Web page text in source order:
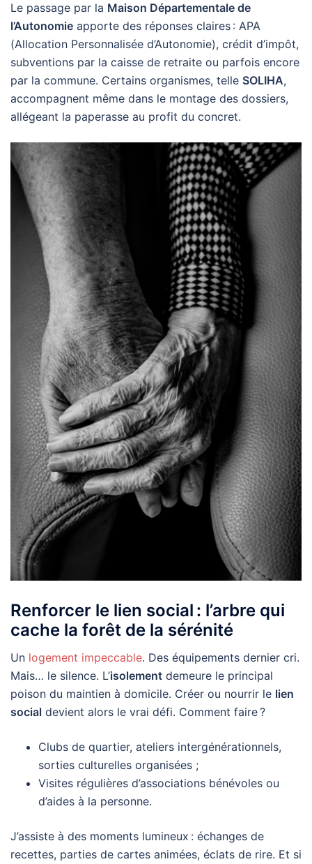
Le passage par la Maison Départementale de
l’Autonomie apporte des réponses claires : APA
(Allocation Personnalisée d’Autonomie), crédit d’impôt,
subventions par la caisse de retraite ou parfois encore
par la commune. Certains organismes, telle SOLIHA,
accompagnent même dans le montage des dossiers,
allégeant la paperasse au profit du concret.
Renforcer le lien social : l’arbre qui
cache la forêt de la sérénité
Un logement impeccable. Des équipements dernier cri.
Mais… le silence. L’isolement demeure le principal
poison du maintien à domicile. Créer ou nourrir le lien
social devient alors le vrai défi. Comment faire ?
Clubs de quartier, ateliers intergénérationnels,
sorties culturelles organisées ;
Visites régulières d’associations bénévoles ou
d’aides à la personne.
J’assiste à des moments lumineux : échanges de
recettes, parties de cartes animées, éclats de rire. Et si